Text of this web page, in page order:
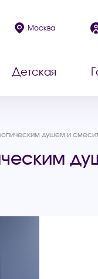
Москва
Детская
душем и